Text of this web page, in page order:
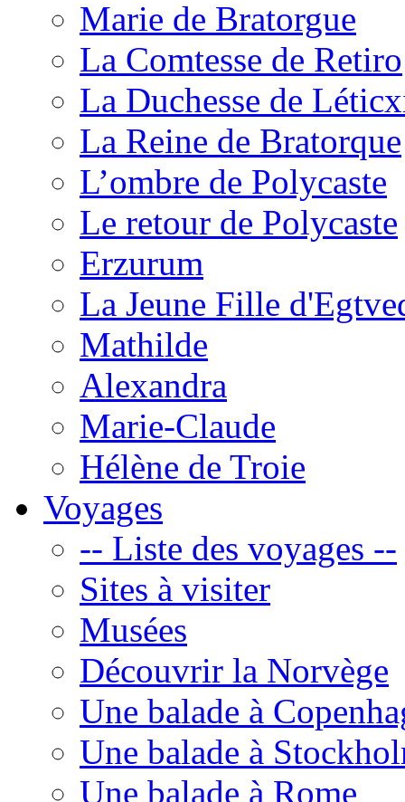
Marie de Bratorgue
La Comtesse de Retiro
La Duchesse de
La Reine de Bratorque
L’ombre de Polycaste
Le retour de Polycaste
Erzurum
La Jeune Fille
Mathilde
Alexandra
Marie-Claude
Hélène de Troie
Voyages
-- Liste des voyages --
Sites à visiter
Musées
Découvrir la Norvège
Une balade à
Une balade à
Une balade à Rome